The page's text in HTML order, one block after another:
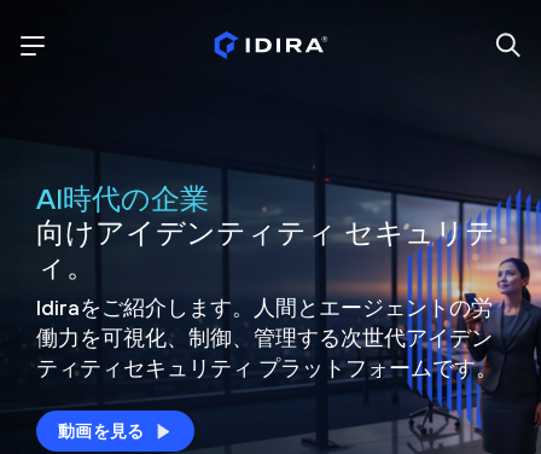
AI時代の企業
向けアイデンティティ セキュリテ
ィ。
Idiraをご紹介します。人間とエージェントの労
働力を可視化、制御、 管理する次世代アイデン
ティティセキュリティ プラットフォームです。
動画を見る